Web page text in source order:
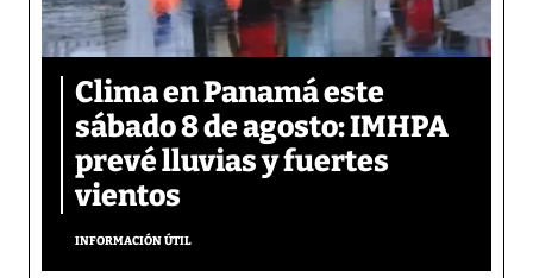
Clima en Panamá este
sábado 8 de agosto: IMHPA
prevé lluvias y fuertes
vientos
INFORMACIÓN ÚTIL